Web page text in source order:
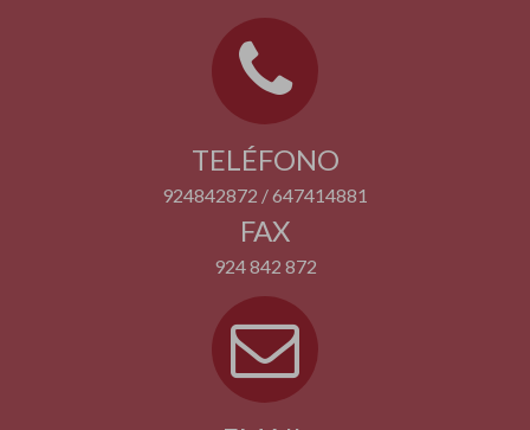
TELÉFONO
924842872 / 647414881
FAX
924 842 872